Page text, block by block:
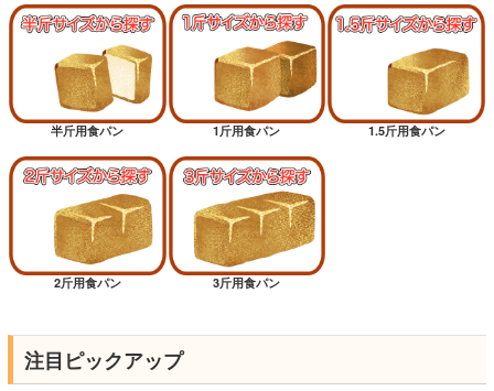
半斤用食パン 1斤用食パン 1.5斤用食パン
2斤用食パン 3斤用食パン
注目ピックアップ